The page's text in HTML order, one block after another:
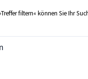
filtern« können Sie Ihr